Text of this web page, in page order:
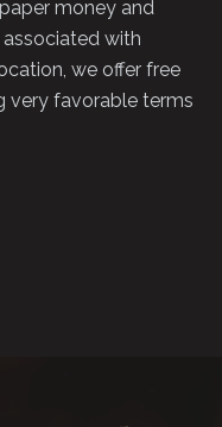
money and
with
we offer free
very favorable terms